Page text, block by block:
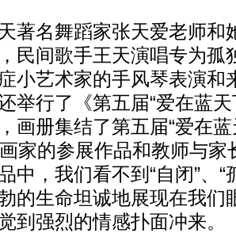
名舞蹈家张天爱老师和
民间歌手王天演唱专为孤
小艺术家的手风琴表演和
举行了《第五届“爱在蓝
画册集结了第五届“爱在
家的参展作品和教师与家
中，我们看不到“自闭”、“
的生命坦诚地展现在我们
到强烈的情感扑面冲来。